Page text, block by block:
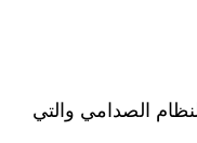
الصدامي والتي